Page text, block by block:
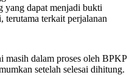
yang dapat menjadi bukti
terutama terkait perjalanan
masih dalam proses oleh BPKP
setelah selesai dihitung.